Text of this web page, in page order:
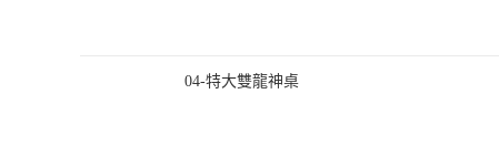
04-特大雙龍神桌